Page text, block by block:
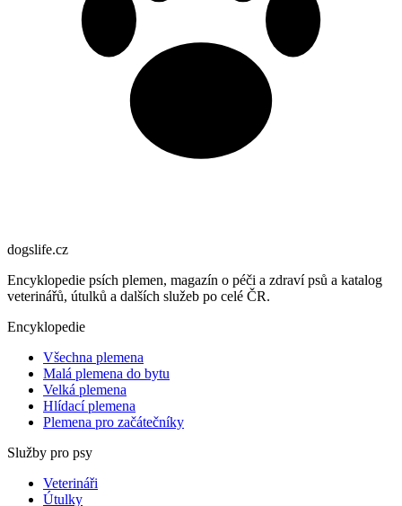
dogslife.cz
Encyklopedie psích plemen, magazín o péči a zdraví psů a katalog
veterinářů, útulků a dalších služeb po celé ČR.
Encyklopedie
Všechna plemena
Malá plemena do bytu
Velká plemena
Hlídací plemena
Plemena pro začátečníky
Služby pro psy
Veterináři
Útulky